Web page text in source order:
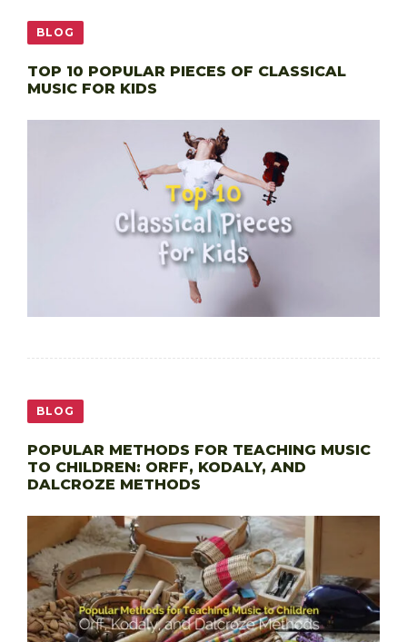
BLOG
TOP 10 POPULAR PIECES OF CLASSICAL
MUSIC FOR KIDS
BLOG
POPULAR METHODS FOR TEACHING MUSIC
TO CHILDREN: ORFF, KODALY, AND
DALCROZE METHODS